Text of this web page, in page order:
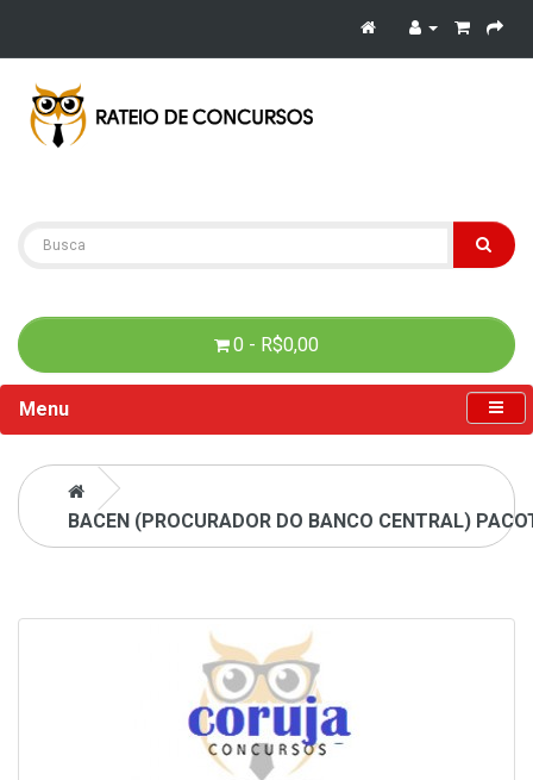
0 - R$0,00
Menu
BACEN (PROCURADOR DO BANCO CENTRAL)